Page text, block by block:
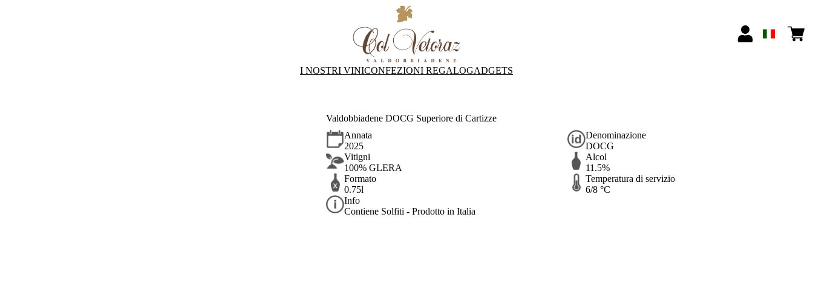
I NOSTRI VINICONFEZIONI REGALOGADGETS
Valdobbiadene DOCG Superiore di Cartizze
Annata
2025
Denominazione
DOCG
Vitigni
100% GLERA
Alcol
11.5%
Formato
0.75l
Temperatura di servizio
6/8 °C
Info
Contiene Solfiti - Prodotto in Italia